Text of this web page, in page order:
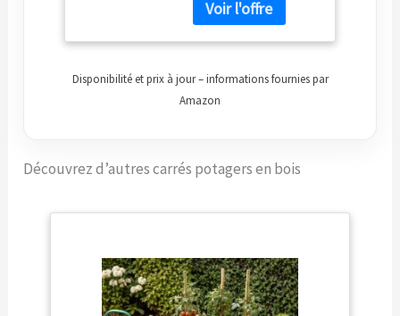
Disponibilité et prix à jour – informations fournies par
Amazon
Découvrez d’autres carrés potagers en bois